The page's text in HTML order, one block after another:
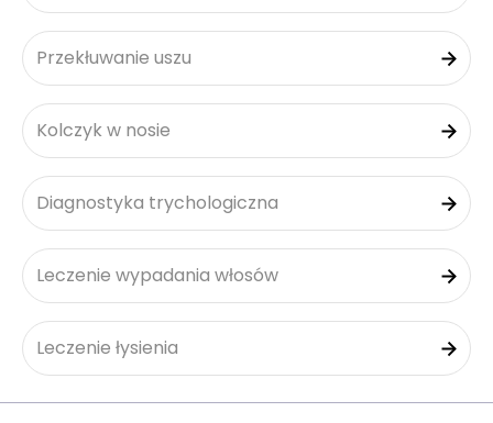
Przekłuwanie uszu
Kolczyk w nosie
Diagnostyka trychologiczna
Leczenie wypadania włosów
Leczenie łysienia